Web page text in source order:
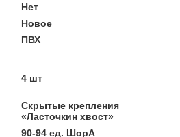
Нет
Новое
ПВХ
4 шт
Скрытые крепления
«Ласточкин хвост»
90-94 ед. ШорА